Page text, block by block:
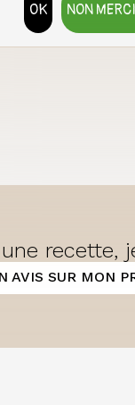
recette,
AVIS SUR MON
NON
OK
RETIRER LE